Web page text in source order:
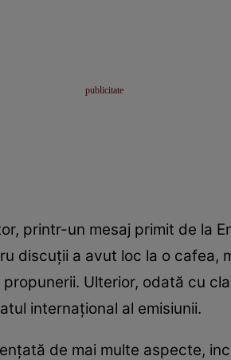
printr-un mesaj primit de la
discuții a avut loc la o cafea,
Ulterior, odată cu
internațional al emisiunii.
de mai multe aspecte,